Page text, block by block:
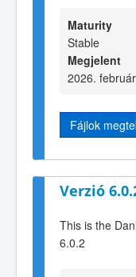
Maturity
Stable
Megjelent
2026.
Fájlok
Verzió
This is the
6.0.2